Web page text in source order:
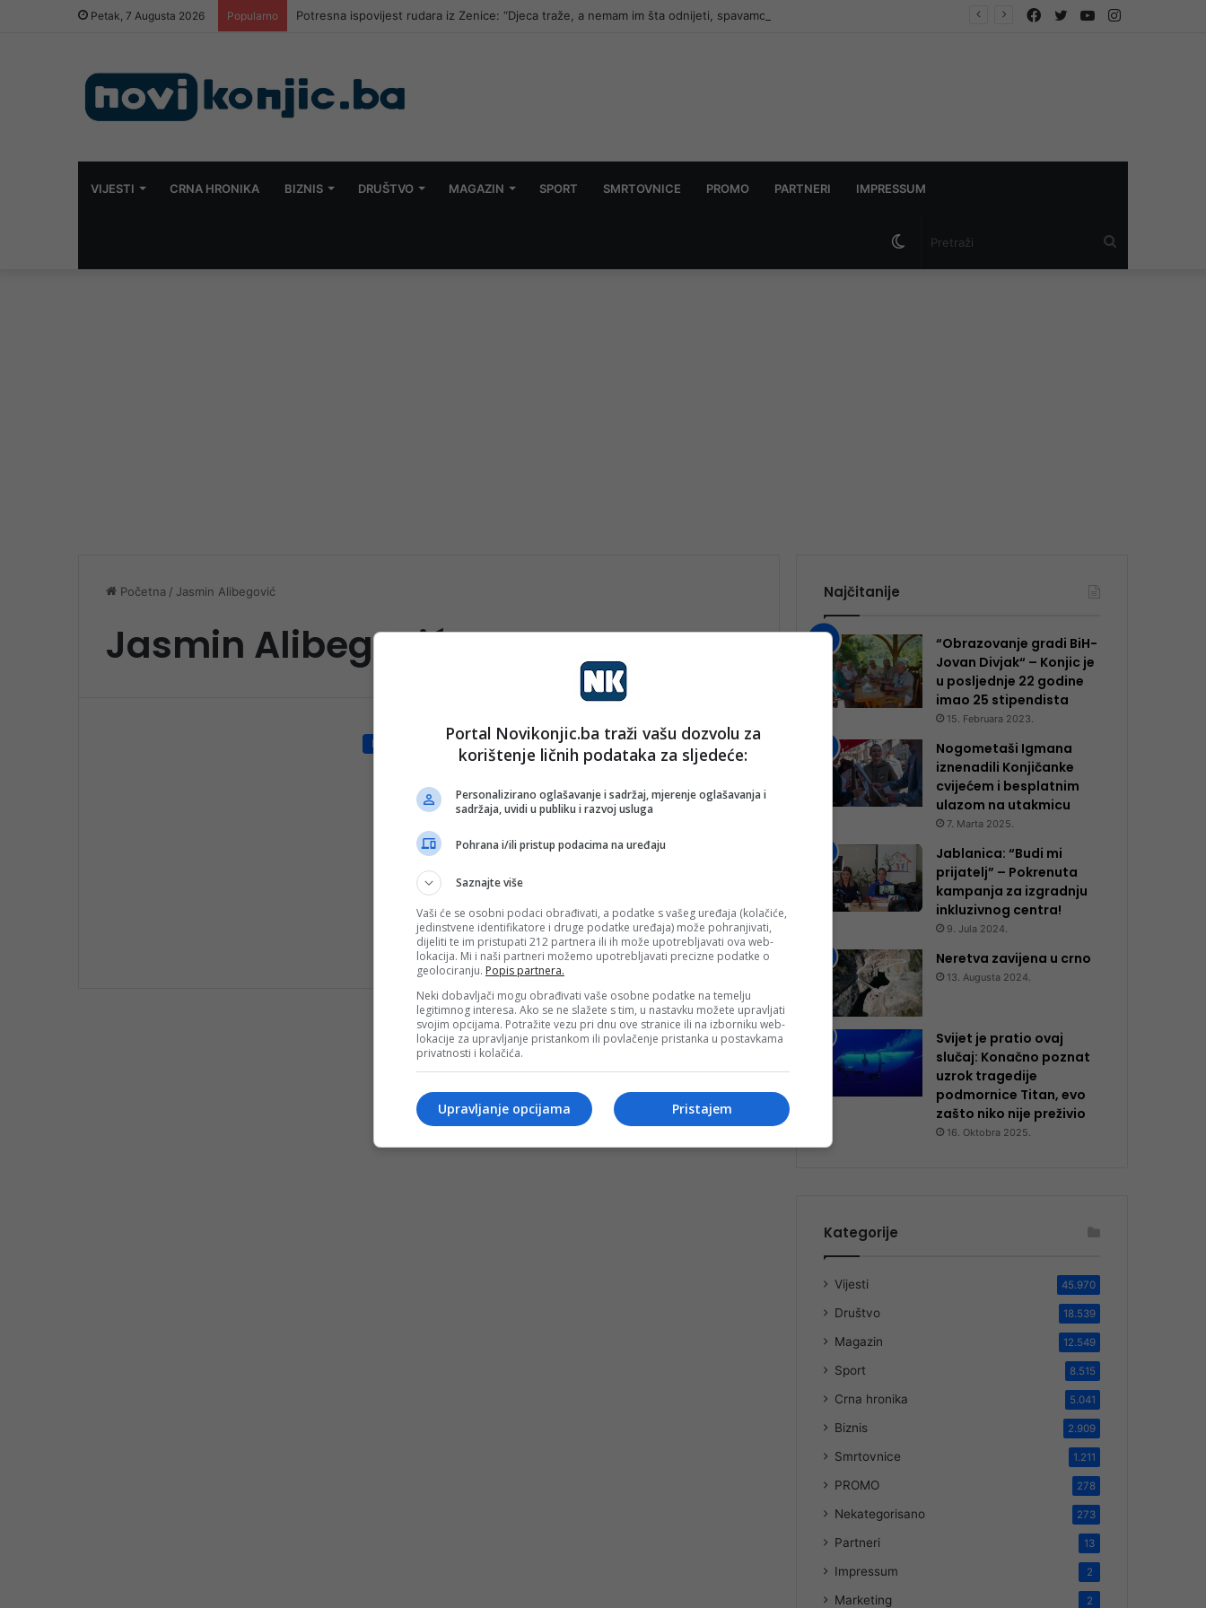
Petak, 7 Augusta 2026 Popularno Potresna ispovijest rudara iz Zenice: “Djeca traže, a nemam im šta odnijeti, spavamo na daskama” YouTube
Twitter
Facebook
VIJESTI CRNA HRONIKA BIZNIS DRUŠTVO MAGAZIN SPORT SMRTOVNICE PROMO PARTNERI IMPRESSUM
Switch
Početna / Jasmin Alibegović
Jasmin Alibegović
Društvo
Dodijeljena Mirovna nagrada
„Goran Bubalo“: Doprinos miru,
jednakosti i pravdi
nagradu za doprinos miru, jednakosti i pravdi.
Mirovna nagrada „Goran Bubalo“…
Pročitaj više
Najčitanije
“Obrazovanje gradi BiH-
Jovan Divjak“ – Konjic je
u posljednje 22 godine
imao 25 ​​stipendista
15. Februara 2023.
Nogometaši Igmana
iznenadili Konjičanke
cvijećem i besplatnim
ulazom na utakmicu
7. Marta 2025.
Jablanica: “Budi mi
prijatelj” – Pokrenuta
kampanja za izgradnju
inkluzivnog centra!
9. Jula 2024.
Neretva zavijena u crno
13. Augusta 2024.
Svijet je pratio ovaj
slučaj: Konačno poznat
uzrok tragedije
podmornice Titan, evo
zašto niko nije preživio
16. Oktobra 2025.
Kategorije
Vijesti 45.970
Društvo 18.539
Magazin 12.549
Sport 8.515
Crna hronika 5.041
Biznis 2.909
Smrtovnice 1.211
PROMO 278
Nekategorisano 273
Partneri 13
Impressum 2
Marketing 2
Portal Novikonjic.ba traži vašu dozvolu za
korištenje ličnih podataka za sljedeće:
Personalizirano oglašavanje i sadržaj, mjerenje oglašavanja i
sadržaja, uvidi u publiku i razvoj usluga
Pohrana i/ili pristup podacima na uređaju
Saznajte više
Vaši će se osobni podaci obrađivati, a podatke s vašeg uređaja (kolačiće,
jedinstvene identifikatore i druge podatke uređaja) može pohranjivati,
dijeliti te im pristupati 212 partnera ili ih može upotrebljavati ova web-
lokacija. Mi i naši partneri možemo upotrebljavati precizne podatke o
geolociranju. Popis partnera.
Neki dobavljači mogu obrađivati vaše osobne podatke na temelju
legitimnog interesa. Ako se ne slažete s tim, u nastavku možete upravljati
svojim opcijama. Potražite vezu pri dnu ove stranice ili na izborniku web-
lokacije za upravljanje pristankom ili povlačenje pristanka u postavkama
privatnosti i kolačića.
Pristajem
Upravljanje opcijama